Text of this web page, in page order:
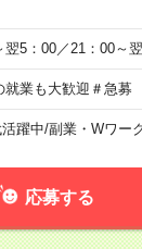
5：00／21：00～
業も大歓迎＃急募
躍中/副業・Wワー
応募する